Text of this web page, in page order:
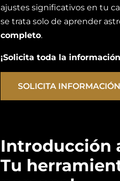
ajustes significativos en tu
se trata solo de aprender
completo.
¡Solicita toda la
SOLICITA INFORMACIÓN
Introducción
Tu